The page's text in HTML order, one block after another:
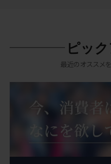
ピッ
最近のオススメ